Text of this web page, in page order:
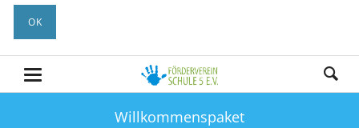
OK
Willkommenspaket